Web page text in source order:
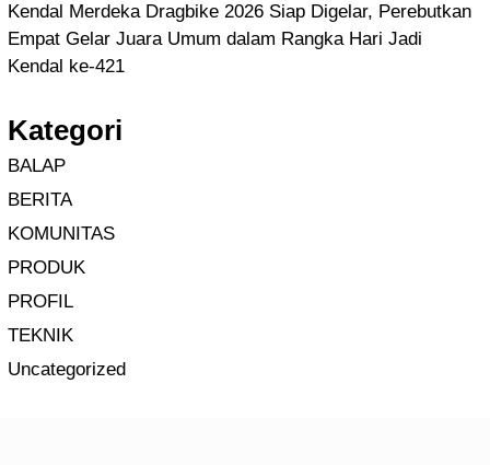
Kendal Merdeka Dragbike 2026 Siap Digelar, Perebutkan
Empat Gelar Juara Umum dalam Rangka Hari Jadi
Kendal ke-421
Kategori
BALAP
BERITA
KOMUNITAS
PRODUK
PROFIL
TEKNIK
Uncategorized